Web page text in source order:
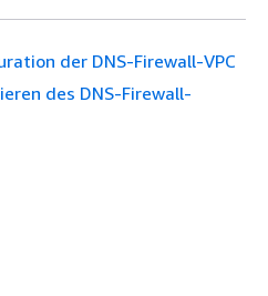
der DNS-Firewall-VPC
des DNS-Firewall-